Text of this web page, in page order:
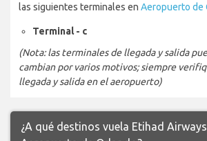
las siguientes terminales en Aeropuerto de
Terminal - c
(Nota: las terminales de llegada y salida
cambian por varios motivos; siempre
llegada y salida en el aeropuerto)
¿A qué destinos vuela Etihad